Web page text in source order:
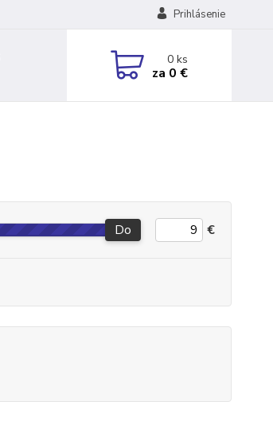
Prihlásenie
0ks
za 0 €
Do €